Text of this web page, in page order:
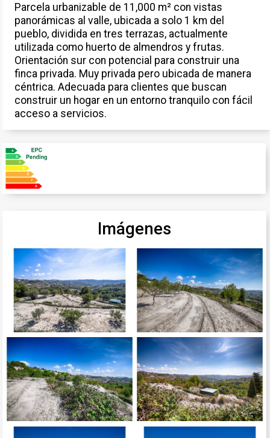
Parcela urbanizable de 11,000 m² con vistas
panorámicas al valle, ubicada a solo 1 km del
pueblo, dividida en tres terrazas, actualmente
utilizada como huerto de almendros y frutas.
Orientación sur con potencial para construir una
finca privada. Muy privada pero ubicada de manera
céntrica. Adecuada para clientes que buscan
construir un hogar en un entorno tranquilo con fácil
acceso a servicios.
Imágenes